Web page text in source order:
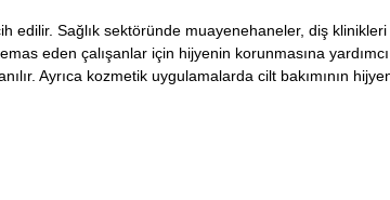
edilir. Sağlık sektöründe muayenehaneler, diş
eden çalışanlar için hijyenin korunmasına
Ayrıca kozmetik uygulamalarda cilt bakımının